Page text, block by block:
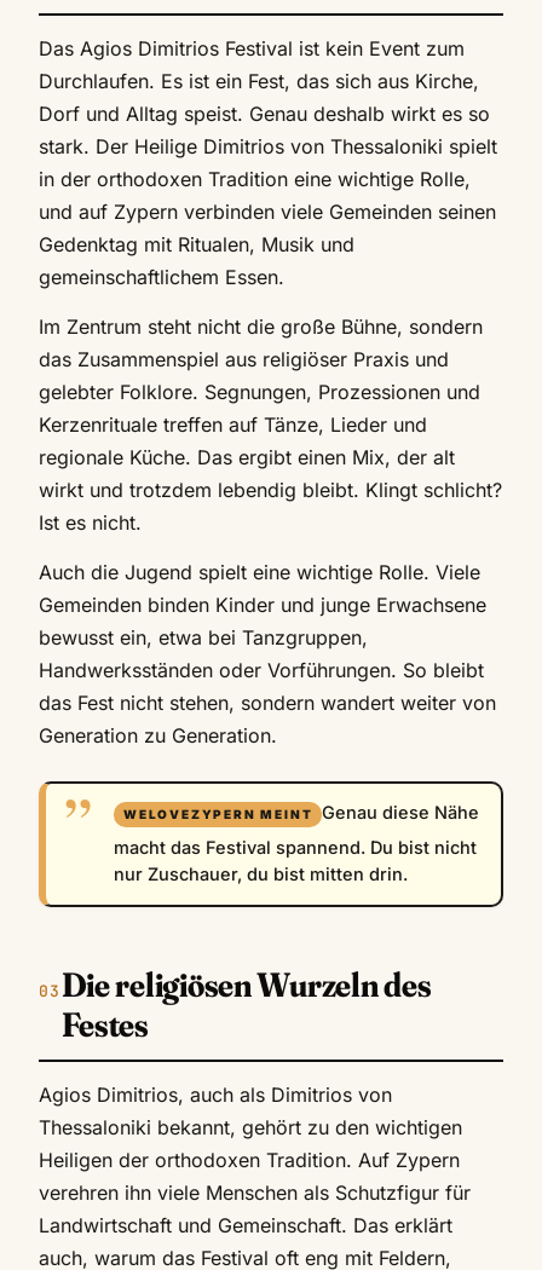
Das Agios Dimitrios Festival ist kein Event zum
Durchlaufen. Es ist ein Fest, das sich aus Kirche,
Dorf und Alltag speist. Genau deshalb wirkt es so
stark. Der Heilige Dimitrios von Thessaloniki spielt
in der orthodoxen Tradition eine wichtige Rolle,
und auf Zypern verbinden viele Gemeinden seinen
Gedenktag mit Ritualen, Musik und
gemeinschaftlichem Essen.
Im Zentrum steht nicht die große Bühne, sondern
das Zusammenspiel aus religiöser Praxis und
gelebter Folklore. Segnungen, Prozessionen und
Kerzenrituale treffen auf Tänze, Lieder und
regionale Küche. Das ergibt einen Mix, der alt
wirkt und trotzdem lebendig bleibt. Klingt schlicht?
Ist es nicht.
Auch die Jugend spielt eine wichtige Rolle. Viele
Gemeinden binden Kinder und junge Erwachsene
bewusst ein, etwa bei Tanzgruppen,
Handwerksständen oder Vorführungen. So bleibt
das Fest nicht stehen, sondern wandert weiter von
Generation zu Generation.
Genau diese Nähe
macht das Festival spannend. Du bist nicht
nur Zuschauer, du bist mitten drin.
Die religiösen Wurzeln des
Festes
Agios Dimitrios, auch als Dimitrios von
Thessaloniki bekannt, gehört zu den wichtigen
Heiligen der orthodoxen Tradition. Auf Zypern
verehren ihn viele Menschen als Schutzfigur für
Landwirtschaft und Gemeinschaft. Das erklärt
auch, warum das Festival oft eng mit Feldern,